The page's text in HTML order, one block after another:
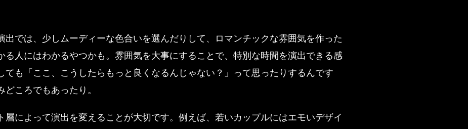
出では、少しムーディーな色合いを選んだりして、ロマンチックな雰囲気を作った
る人にはわかるやつかも。雰囲気を大事にすることで、特別な時間を演出できる感
ても「ここ、こうしたらもっと良くなるんじゃない？」って思ったりするんです
ころでもあったり。
層によって演出を変えることが大切です。例えば、若いカップルにはエモいデザイ